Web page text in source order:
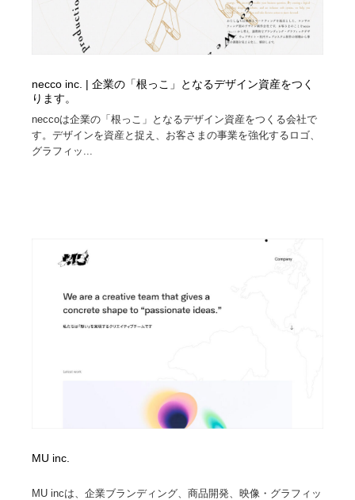
necco inc. | 企業の「根っこ」となるデザイン資産をつく
ります。
neccoは企業の「根っこ」となるデザイン資産をつくる会社で
す。デザインを資産と捉え、お客さまの事業を強化するロゴ、
グラフィッ...
MU inc.
MU incは、企業ブランディング、商品開発、映像・グラフィッ